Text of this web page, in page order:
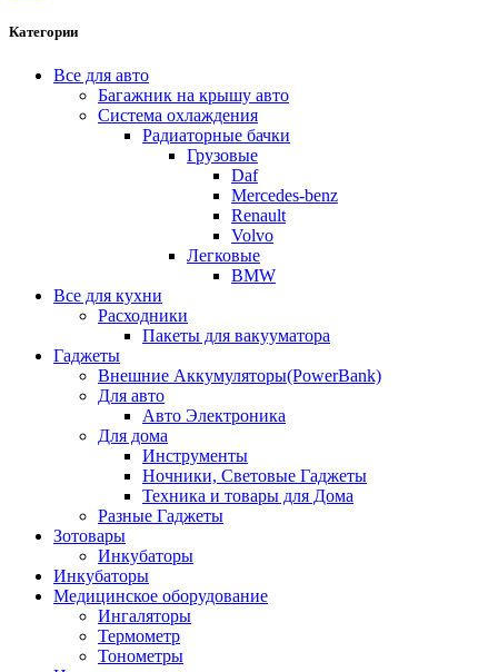
Категории
Все для авто
Багажник на крышу авто
Система охлаждения
Радиаторные бачки
Грузовые
Daf
Mercedes-benz
Renault
Volvo
Легковые
BMW
Все для кухни
Расходники
Пакеты для вакууматора
Гаджеты
Внешние Аккумуляторы(PowerBank)
Для авто
Авто Электроника
Для дома
Инструменты
Ночники, Световые Гаджеты
Техника и товары для Дома
Разные Гаджеты
Зотовары
Инкубаторы
Инкубаторы
Медицинское оборудование
Ингаляторы
Термометр
Тонометры